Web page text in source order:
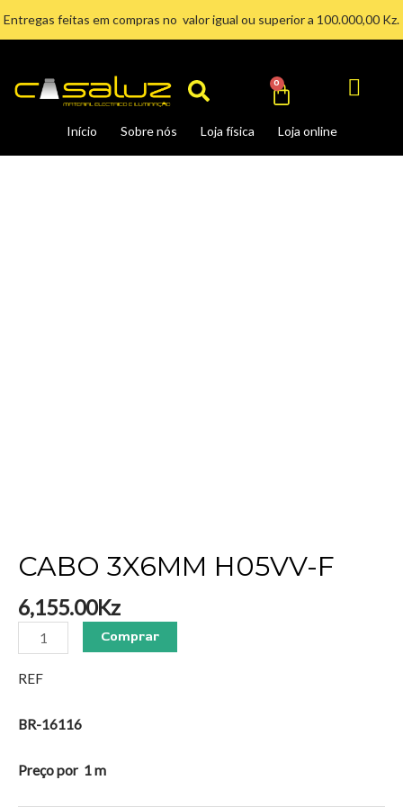
conteúdo
Entregas feitas em compras no valor igual ou superior a 100.000,00 Kz.
Search
Início Sobre nós Loja física Loja online
0
CABO 3X6MM H05VV-F
6,155.00Kz
Comprar
REF
BR-16116
Preço por 1 m